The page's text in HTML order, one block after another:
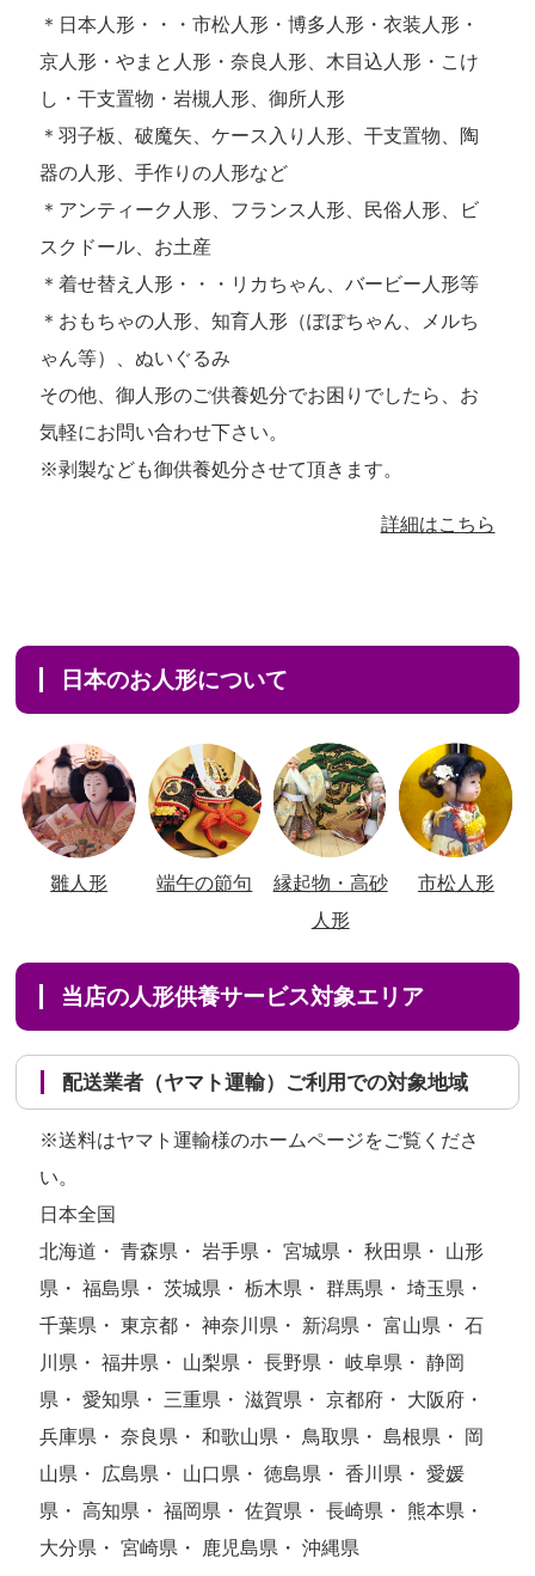
＊日本人形・・・市松人形・博多人形・衣装人形・
京人形・やまと人形・奈良人形、木目込人形・こけ
し・干支置物・岩槻人形、御所人形
＊羽子板、破魔矢、ケース入り人形、干支置物、陶
器の人形、手作りの人形など
＊アンティーク人形、フランス人形、民俗人形、ビ
スクドール、お土産
＊着せ替え人形・・・リカちゃん、バービー人形等
＊おもちゃの人形、知育人形（ぽぽちゃん、メルち
ゃん等）、ぬいぐるみ
その他、御人形のご供養処分でお困りでしたら、お
気軽にお問い合わせ下さい。
※剥製なども御供養処分させて頂きます。
詳細はこちら
日本のお人形について
雛人形 端午の節句
縁起物・高砂
人形
市松人形
当店の人形供養サービス対象エリア
配送業者（ヤマト運輸）ご利用での対象地域
※送料はヤマト運輸様のホームページをご覧くださ
い。
日本全国
北海道・ 青森県・ 岩手県・ 宮城県・ 秋田県・ 山形
県・ 福島県・ 茨城県・ 栃木県・ 群馬県・ 埼玉県・
千葉県・ 東京都・ 神奈川県・ 新潟県・ 富山県・ 石
川県・ 福井県・ 山梨県・ 長野県・ 岐阜県・ 静岡
県・ 愛知県・ 三重県・ 滋賀県・ 京都府・ 大阪府・
兵庫県・ 奈良県・ 和歌山県・ 鳥取県・ 島根県・ 岡
山県・ 広島県・ 山口県・ 徳島県・ 香川県・ 愛媛
県・ 高知県・ 福岡県・ 佐賀県・ 長崎県・ 熊本県・
大分県・ 宮崎県・ 鹿児島県・ 沖縄県